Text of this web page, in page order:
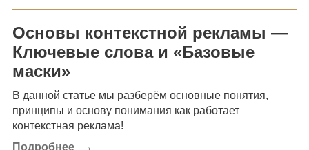
Основы контекстной рекламы —
Ключевые слова и «Базовые
маски»
В данной статье мы разберём основные понятия,
принципы и основу понимания как работает
контекстная реклама!
Подробнее
→